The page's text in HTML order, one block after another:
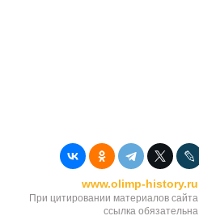
www.olimp-history.ru
При цитировании материалов сайта
ссылка обязательна